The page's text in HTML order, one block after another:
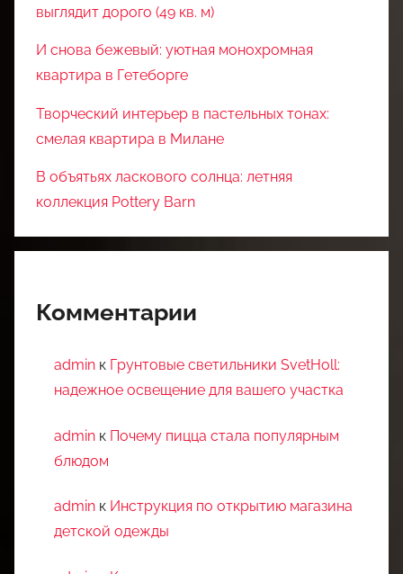
выглядит дорого (49 кв. м)
И снова бежевый: уютная монохромная
квартира в Гетеборге
Творческий интерьер в пастельных тонах:
смелая квартира в Милане
В объятьях ласкового солнца: летняя
коллекция Pottery Barn
Комментарии
admin к Грунтовые светильники SvetHoll:
надежное освещение для вашего участка
admin к Почему пицца стала популярным
блюдом
admin к Инструкция по открытию магазина
детской одежды